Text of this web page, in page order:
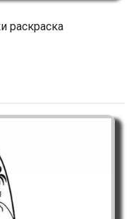
раскраска